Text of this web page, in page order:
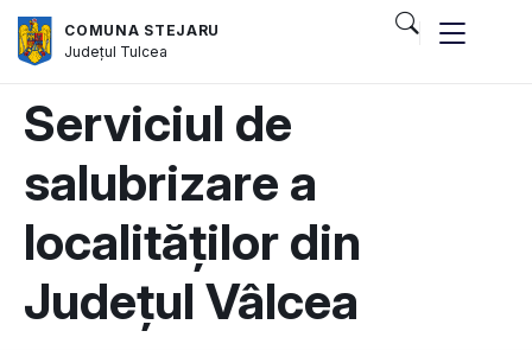
COMUNA STEJARU
Județul Tulcea
Serviciul de
salubrizare a
localităților din
Județul Vâlcea